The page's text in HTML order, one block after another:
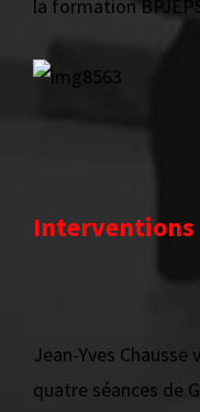
la formation BPJEPS
Interventions
Jean-Yves
quatre séances de